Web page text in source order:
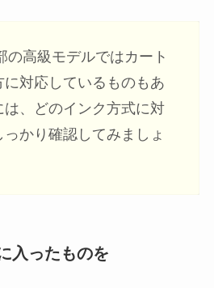
の高級モデルではカート
に対応しているものもあ
は、どのインク方式に対
かり確認してみましょ
入ったものを